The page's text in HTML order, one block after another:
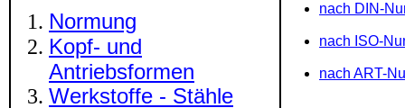
Normung
Kopf- und
Antriebsformen
Werkstoffe - Stähle
nach DIN-
nach ISO-
nach ART-